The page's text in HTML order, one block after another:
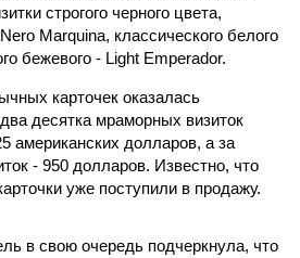
строгого черного цвета,
Marquina, классического белого
бежевого - Light Emperador.
карточек оказалась
десятка мраморных визиток
американских долларов, а за
- 950 долларов. Известно, что
уже поступили в продажу.
в свою очередь подчеркнула, что